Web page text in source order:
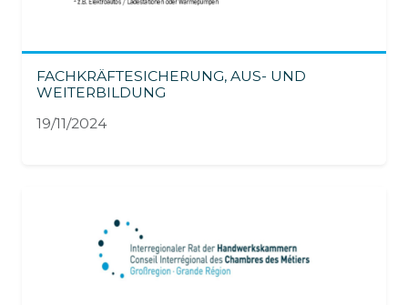
FACHKRÄFTESICHERUNG, AUS- UND
WEITERBILDUNG
19/11/2024